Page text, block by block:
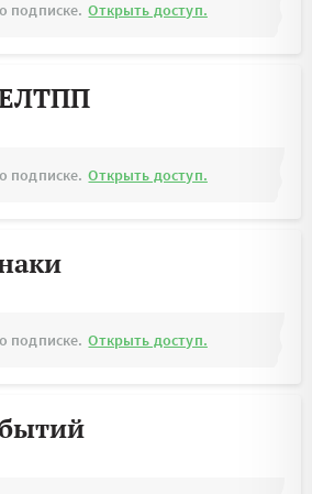
подписке. Открыть доступ.
подписке. Открыть доступ.
подписке. Открыть доступ.